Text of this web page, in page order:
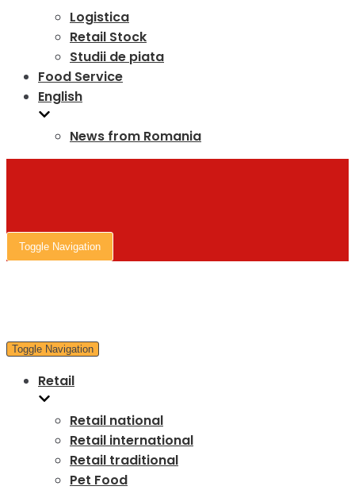
Logistica
Retail Stock
Studii de piata
Food Service
English
News from Romania
Toggle Navigation
Toggle Navigation
Retail
Retail national
Retail international
Retail traditional
Pet Food